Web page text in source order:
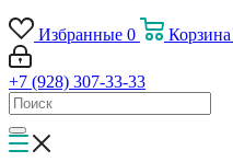
Избранные 0 Корзина
+7 (928) 307-33-33